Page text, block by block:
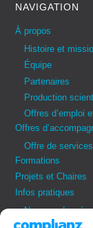
NAVIGATION
À propos
Histoire et
Équipe
Partenaires
Production
Offres d’emploi
Offres
Offre de services
Formations
Projets et Chaires
Infos pratiques
Nos